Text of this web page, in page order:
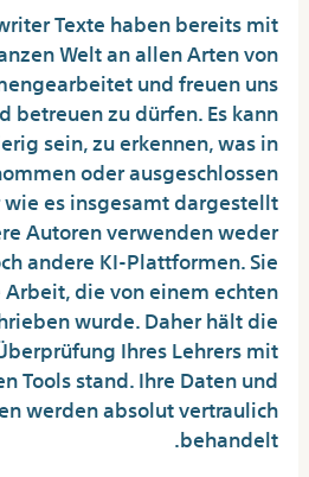
Texte haben bereits mit
Welt an allen Arten von
und freuen uns
betreuen zu dürfen. Es kann
sein, zu erkennen, was in
oder ausgeschlossen
es insgesamt dargestellt
Autoren verwenden weder
andere KI-Plattformen. Sie
die von einem echten
wurde. Daher hält die
Ihres Lehrers mit
Tools stand. Ihre Daten und
werden absolut vertraulich
behandelt.